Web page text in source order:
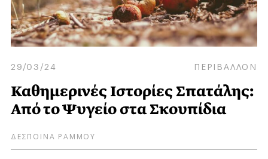
29/03/24 ΠΕΡΙΒΑΛΛΟΝ
Καθημερινές Ιστορίες Σπατάλης:
Από το Ψυγείο στα Σκουπίδια
ΔΕΣΠΟΙΝΑ ΡΑΜΜΟΥ